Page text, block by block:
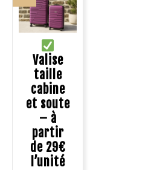
Valise
taille
cabine
et soute
– à
partir
de 29€
l’unité